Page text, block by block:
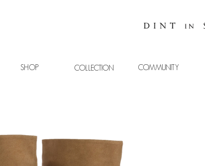
SHOP COLLECTION COMMUNITY